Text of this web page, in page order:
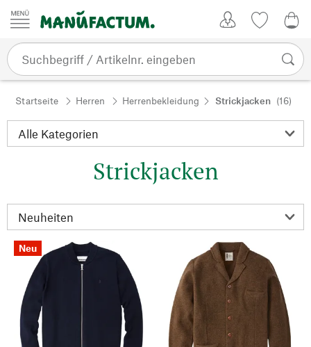
Zum Inhalt springen
Startseite Herren Herrenbekleidung Strickjacken (16)
Strickjacken
Neu